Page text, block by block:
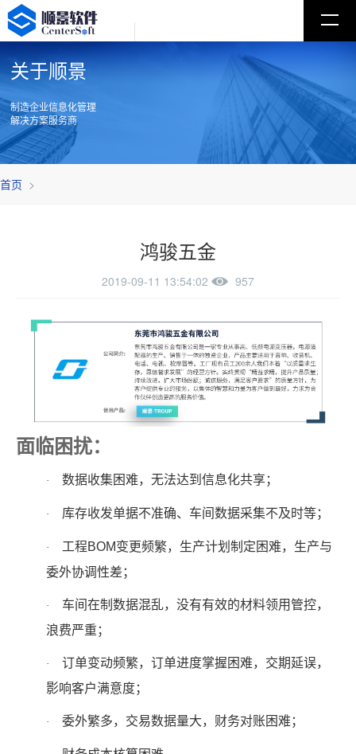
关于顺景
制造企业信息化管理
解决方案服务商
首页 >
鸿骏五金
2019-09-11 13:54:02 957
面临困扰：
· 数据收集困难，无法达到信息化共享；
· 库存收发单据不准确、车间数据采集不及时等；
·
工程BOM变更频繁，生产计划制定困难，生产与
委外协调性差；
·
车间在制数据混乱，没有有效的材料领用管控，
浪费严重；
·
订单变动频繁，订单进度掌握困难，交期延误，
影响客户满意度；
· 委外繁多，交易数据量大，财务对账困难；